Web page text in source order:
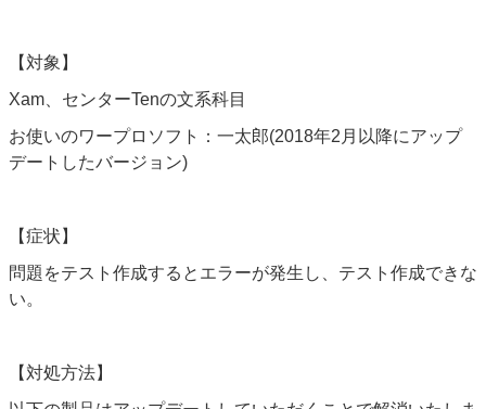
【対象】
Xam、センターTenの文系科目
お使いのワープロソフト：一太郎(2018年2月以降にアップ
デートしたバージョン)
【症状】
問題をテスト作成するとエラーが発生し、テスト作成できな
い。
【対処方法】